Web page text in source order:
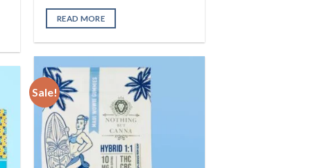
READ MORE
Sale!
Add to wishlist